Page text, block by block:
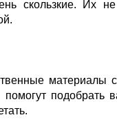
скользкие. Их
материалы
подобрать